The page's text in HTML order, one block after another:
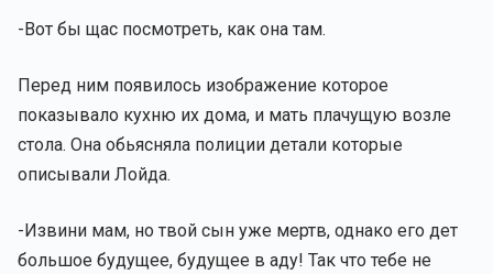
-Вот бы щас посмотреть, как она там.
Перед ним появилось изображение которое
показывало кухню их дома, и мать плачущую возле
стола. Она обьясняла полиции детали которые
описывали Лойда.
-Извини мам, но твой сын уже мертв, однако его дет
большое будущее, будущее в аду! Так что тебе не